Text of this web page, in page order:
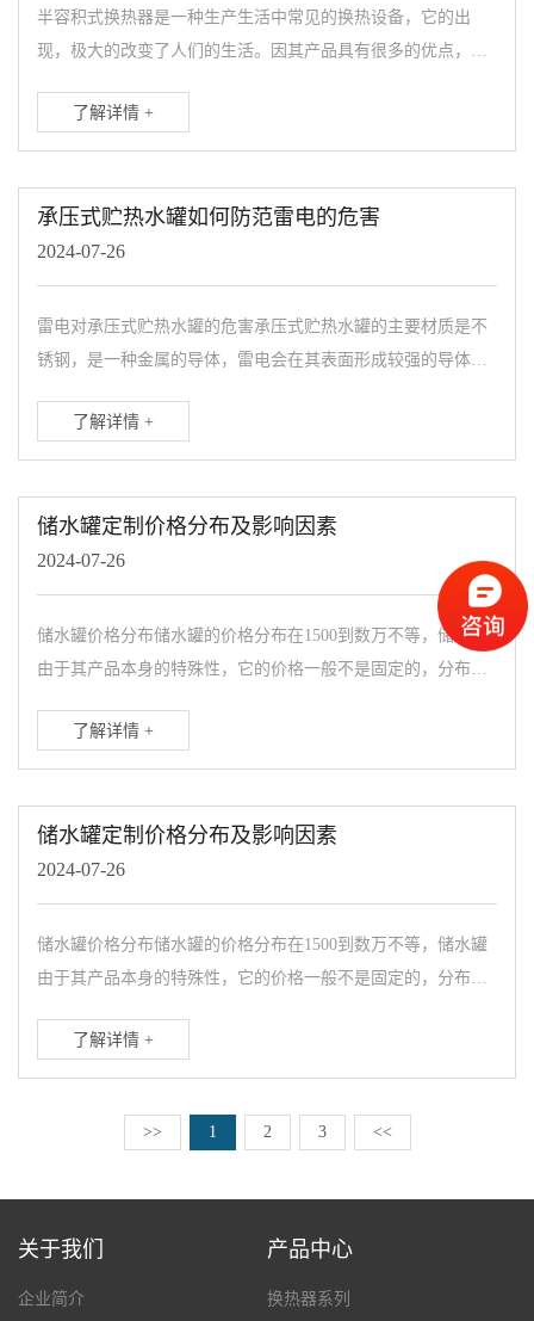
半容积式换热器是一种生产生活中常见的换热设备，它的出
现，极大的改变了人们的生活。因其产品具有很多的优点，且
热器的使用寿命长短，...
了解详情 +
承压式贮热水罐如何防范雷电的危害
2024-07-26
雷电对承压式贮热水罐的危害承压式贮热水罐的主要材质是不
锈钢，是一种金属的导体，雷电会在其表面形成较强的导体，
会导致承压式贮热水...
了解详情 +
储水罐定制价格分布及影响因素
2024-07-26
储水罐价格分布储水罐的价格分布在1500到数万不等，储水罐
由于其产品本身的特殊性，它的价格一般不是固定的，分布上
素 一：性能分布...
了解详情 +
储水罐定制价格分布及影响因素
2024-07-26
储水罐价格分布储水罐的价格分布在1500到数万不等，储水罐
由于其产品本身的特殊性，它的价格一般不是固定的，分布上
素 一：性能分布...
了解详情 +
>> 1 2 3 <<
关于我们
企业简介
产品中心
换热器系列